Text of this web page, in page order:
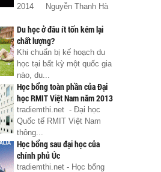
2014 Nguyễn Thanh Hà
Du học ở đâu ít tốn kém lại
chất lượng?
Khi chuẩn bị kế hoạch du
học tại bất kỳ một quốc gia
nào, du...
Học bổng toàn phần của Đại
học RMIT Việt Nam năm 2013
tradiemthi.net - Đại học
Quốc tế RMIT Việt Nam
thông...
Học bổng sau đại học của
chính phủ Úc
tradiemthi.net - Học bổng